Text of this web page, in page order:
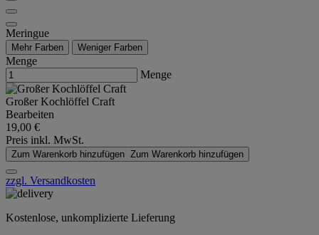
Meringue
Mehr Farben Weniger Farben
Menge
Menge
Großer Kochlöffel Craft
Bearbeiten
19,00 €
Preis inkl. MwSt.
Zum Warenkorb hinzufügen Zum Warenkorb hinzufügen
zzgl. Versandkosten
Kostenlose, unkomplizierte Lieferung